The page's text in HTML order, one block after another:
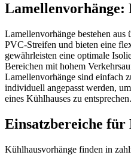
Lamellenvorhänge bestehen
PVC-Streifen und bieten eine
gewährleisten eine optimale
Bereichen mit hohem
Lamellenvorhänge sind einfach
individuell angepasst werden,
eines Kühlhauses zu entsprechen.
Einsatzbereiche für
Kühlhausvorhänge finden in